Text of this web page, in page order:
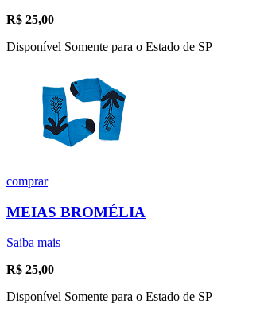
R$ 25,00
Disponível Somente para o Estado de SP
comprar
MEIAS BROMÉLIA
Saiba mais
R$ 25,00
Disponível Somente para o Estado de SP